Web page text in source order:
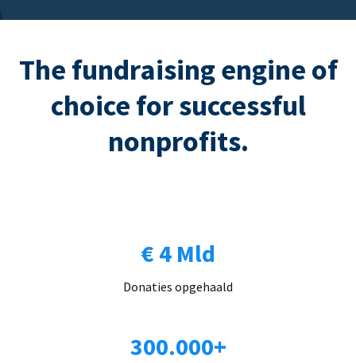
The fundraising engine of
choice for successful
nonprofits.
€ 4 Mld
Donaties opgehaald
300.000+